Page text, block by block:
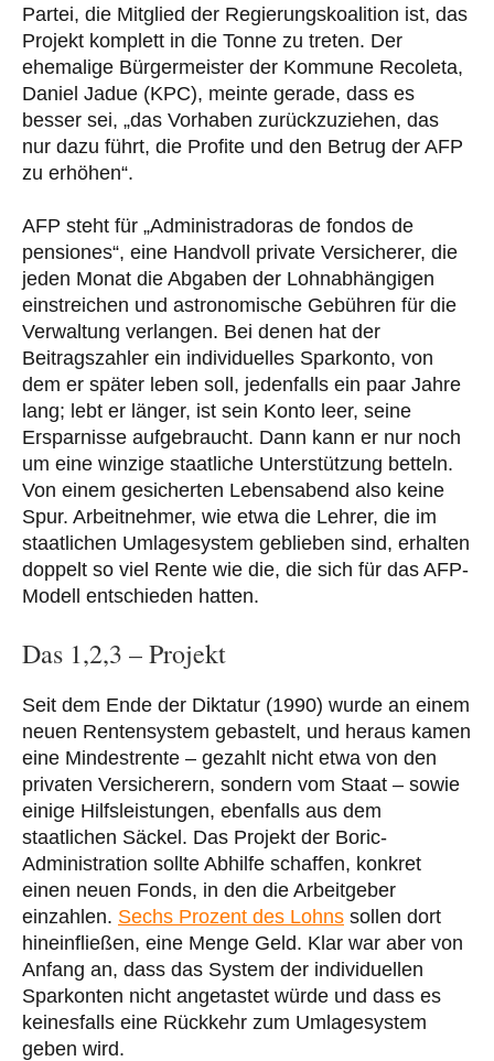
Partei, die Mitglied der Regierungskoalition ist, das
Projekt komplett in die Tonne zu treten. Der
ehemalige Bürgermeister der Kommune Recoleta,
Daniel Jadue (KPC), meinte gerade, dass es
besser sei, „das Vorhaben zurückzuziehen, das
nur dazu führt, die Profite und den Betrug der AFP
zu erhöhen“.
AFP steht für „Administradoras de fondos de
pensiones“, eine Handvoll private Versicherer, die
jeden Monat die Abgaben der Lohnabhängigen
einstreichen und astronomische Gebühren für die
Verwaltung verlangen. Bei denen hat der
Beitragszahler ein individuelles Sparkonto, von
dem er später leben soll, jedenfalls ein paar Jahre
lang; lebt er länger, ist sein Konto leer, seine
Ersparnisse aufgebraucht. Dann kann er nur noch
um eine winzige staatliche Unterstützung betteln.
Von einem gesicherten Lebensabend also keine
Spur. Arbeitnehmer, wie etwa die Lehrer, die im
staatlichen Umlagesystem geblieben sind, erhalten
doppelt so viel Rente wie die, die sich für das AFP-
Modell entschieden hatten.
Das 1,2,3 – Projekt
Seit dem Ende der Diktatur (1990) wurde an einem
neuen Rentensystem gebastelt, und heraus kamen
eine Mindestrente – gezahlt nicht etwa von den
privaten Versicherern, sondern vom Staat – sowie
einige Hilfsleistungen, ebenfalls aus dem
staatlichen Säckel. Das Projekt der Boric-
Administration sollte Abhilfe schaffen, konkret
einen neuen Fonds, in den die Arbeitgeber
einzahlen. Sechs Prozent des Lohns sollen dort
hineinfließen, eine Menge Geld. Klar war aber von
Anfang an, dass das System der individuellen
Sparkonten nicht angetastet würde und dass es
keinesfalls eine Rückkehr zum Umlagesystem
geben wird.